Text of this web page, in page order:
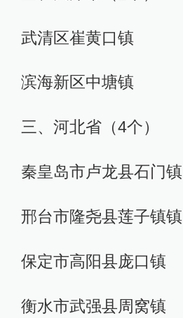
武清区崔黄口镇
滨海新区中塘镇
三、河北省（4个）
秦皇岛市卢龙县石门镇
邢台市隆尧县莲子镇镇
保定市高阳县庞口镇
衡水市武强县周窝镇